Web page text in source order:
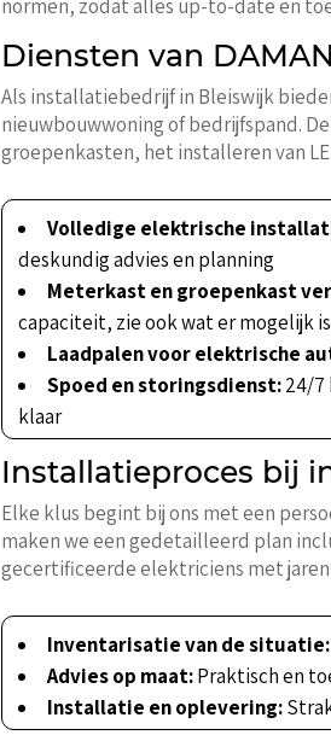
normen, zodat alles up-to-date en
Diensten van
Als installatiebedrijf in Bleiswijk
nieuwbouwwoning of bedrijfspand.
groepenkasten, het installeren van
Volledige elektrische
deskundig advies en planning
Meterkast en groepenkast
capaciteit, zie ook wat er mogelijk
Laadpalen voor elektrische
Spoed en storingsdienst:24/7
klaar
Installatieproces bij
Elke klus begint bij ons met een
maken we een gedetailleerd plan
gecertificeerde elektriciens met
Inventarisatie van de situatie:
Advies op maat:Praktisch en
Installatie en oplevering: